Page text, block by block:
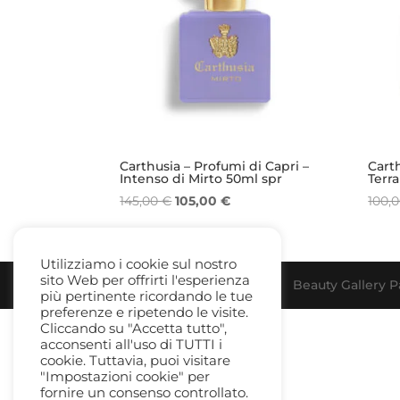
Carthusia – Profumi di Capri –
Intenso di Mirto 50ml spr
145,00€Il
era:
145,00 €.
105,00€Il
è:
105,00 €.
Beauty Gallery
Utilizziamo i cookie sul nostro
sito Web per offrirti l'esperienza
più pertinente ricordando le tue
preferenze e ripetendo le visite.
Cliccando su "Accetta tutto",
acconsenti all'uso di TUTTI i
cookie. Tuttavia, puoi visitare
"Impostazioni cookie" per
fornire un consenso controllato.